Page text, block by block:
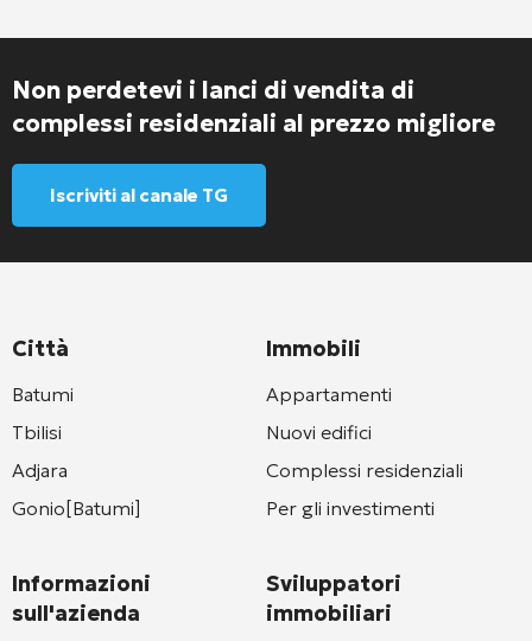
Non perdetevi i lanci di vendita di
complessi residenziali al prezzo migliore
Iscriviti al canale TG
Città
Batumi
Tbilisi
Adjara
Gonio[Batumi]
Informazioni
sull'azienda
Immobili
Appartamenti
Nuovi edifici
Complessi residenziali
Per gli investimenti
Sviluppatori
immobiliari